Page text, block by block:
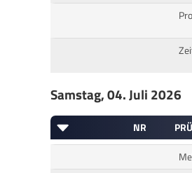
Samstag, 04. Juli 2026
NR